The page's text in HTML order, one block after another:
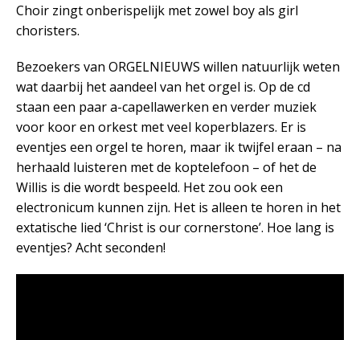
Choir zingt onberispelijk met zowel boy als girl
choristers.
Bezoekers van ORGELNIEUWS willen natuurlijk weten
wat daarbij het aandeel van het orgel is. Op de cd
staan een paar a-capellawerken en verder muziek
voor koor en orkest met veel koperblazers. Er is
eventjes een orgel te horen, maar ik twijfel eraan – na
herhaald luisteren met de koptelefoon – of het de
Willis is die wordt bespeeld. Het zou ook een
electronicum kunnen zijn. Het is alleen te horen in het
extatische lied ‘Christ is our cornerstone’. Hoe lang is
eventjes? Acht seconden!